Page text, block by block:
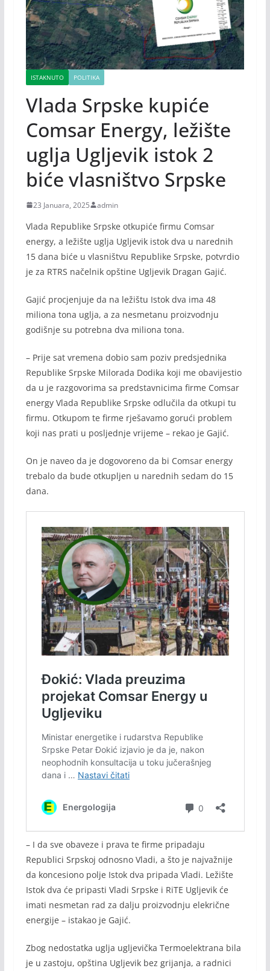
ISTAKNUTO POLITIKA
Vlada Srpske kupiće
Comsar Energy, ležište
uglja Ugljevik istok 2
biće vlasništvo Srpske
23 Januara, 2025 admin
Vlada Republike Srpske otkupiće firmu Comsar
energy, a ležište uglja Ugljevik istok dva u narednih
15 dana biće u vlasništvu Republike Srpske, potvrdio
je za RTRS načelnik opštine Ugljevik Dragan Gajić.
Gajić procjenjuje da na ležištu Istok dva ima 48
miliona tona uglja, a za nesmetanu proizvodnju
godišnje su potrebna dva miliona tona.
– Prije sat vremena dobio sam poziv predsjednika
Republike Srpske Milorada Dodika koji me obavijestio
da u je razgovorima sa predstavnicima firme Comsar
energy Vlada Republike Srpske odlučila da otkupi tu
firmu. Otkupom te firme rješavamo gorući problem
koji nas prati u posljednje vrijeme – rekao je Gajić.
On je naveo da je dogovoreno da bi Comsar energy
trebalo da bude otkupljen u narednih sedam do 15
dana.
– I da sve obaveze i prava te firme pripadaju
Republici Srpskoj odnosno Vladi, a što je najvažnije
da koncesiono polje Istok dva pripada Vladi. Ležište
Istok dva će pripasti Vladi Srpske i RiTE Ugljevik će
imati nesmetan rad za dalju proizvodnju elekrične
energije – istakao je Gajić.
Zbog nedostatka uglja ugljevička Termoelektrana bila
je u zastoju, opština Ugljevik bez grijanja, a radnici